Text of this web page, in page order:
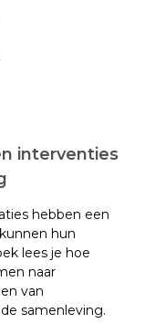
interventies
hebben een
hun
lees je hoe
naar
van
samenleving.